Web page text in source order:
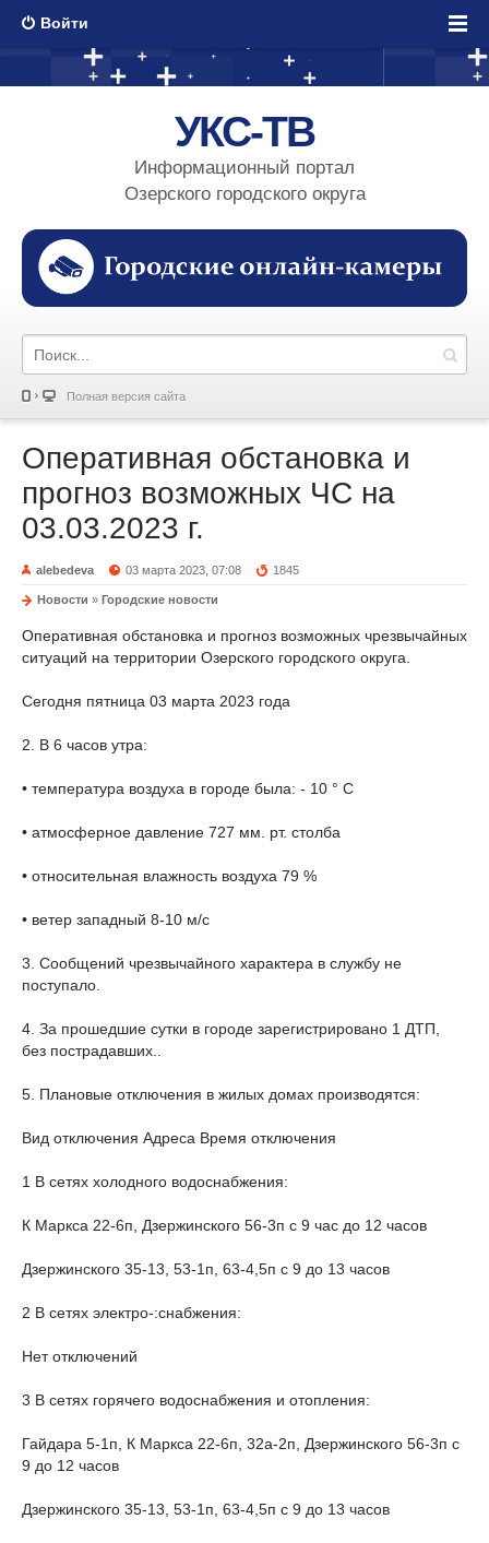
Войти
УКС-ТВ
Информационный портал
Озерского городского округа
Полная версия сайта
Оперативная обстановка и
прогноз возможных ЧС на
03.03.2023 г.
alebedeva 03 марта 2023, 07:08 1845
Новости » Городские новости
Оперативная обстановка и прогноз возможных чрезвычайных
ситуаций на территории Озерского городского округа.
Сегодня пятница 03 марта 2023 года
2. В 6 часов утра:
• температура воздуха в городе была: - 10 ° С
• атмосферное давление 727 мм. рт. столба
• относительная влажность воздуха 79 %
• ветер западный 8-10 м/с
3. Сообщений чрезвычайного характера в службу не
поступало.
4. За прошедшие сутки в городе зарегистрировано 1 ДТП,
без пострадавших..
5. Плановые отключения в жилых домах производятся:
Вид отключения Адреса Время отключения
1 В сетях холодного водоснабжения:
К Маркса 22-6п, Дзержинского 56-3п с 9 час до 12 часов
Дзержинского 35-13, 53-1п, 63-4,5п с 9 до 13 часов
2 В сетях электро-:снабжения:
Нет отключений
3 В сетях горячего водоснабжения и отопления:
Гайдара 5-1п, К Маркса 22-6п, 32а-2п, Дзержинского 56-3п с
9 до 12 часов
Дзержинского 35-13, 53-1п, 63-4,5п с 9 до 13 часов